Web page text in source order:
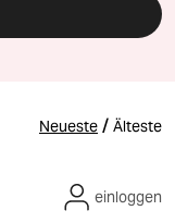
Neueste / Älteste
einloggen